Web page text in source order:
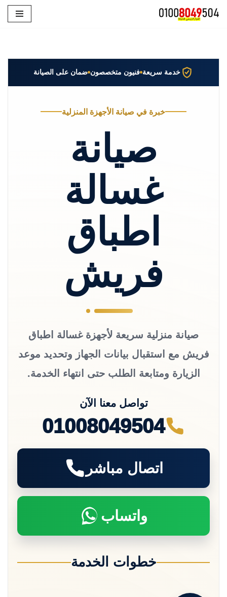
خدمة سريعة فنيون متخصصون ضمان على الصيانة
خبرة في صيانة الأجهزة المنزلية
صيانة
غسالة
اطباق
فريش
صيانة منزلية سريعة لأجهزة غسالة اطباق
فريش مع استقبال بيانات الجهاز وتحديد موعد
الزيارة ومتابعة الطلب حتى انتهاء الخدمة.
تواصل معنا الآن
01008049504
اتصال مباشر
واتساب
خطوات الخدمة